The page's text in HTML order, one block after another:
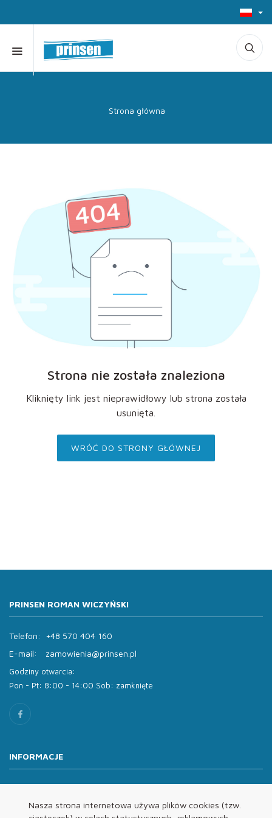
Nasza strona internetowa używa plików cookies (tzw.
Strona główna
Strona nie została znaleziona
Kliknięty link jest nieprawidłowy lub strona została
usunięta.
WRÓĆ DO STRONY GŁÓWNEJ
PRINSEN ROMAN WICZYŃSKI
Telefon:
+48 570 404 160
E-mail:
zamowienia@prinsen.pl
Godziny otwarcia:
Pon - Pt: 8:00 - 14:00 Sob: zamknięte
INFORMACJE
Oferta